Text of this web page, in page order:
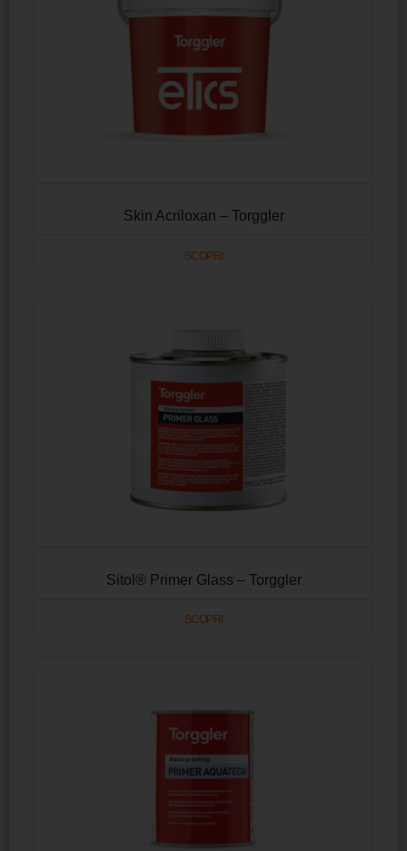
Skin Acriloxan – Torggler
SCOPRI
Sitol® Primer Glass – Torggler
SCOPRI